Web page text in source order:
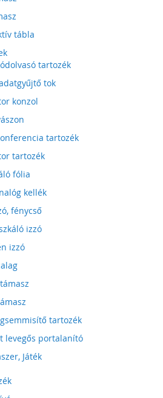
tábla
tartozék
tok
konzol
tartozék
tartozék
fólia
kellék
fénycső
izzó
izzó
tartozék
levegős portalanító
Játék